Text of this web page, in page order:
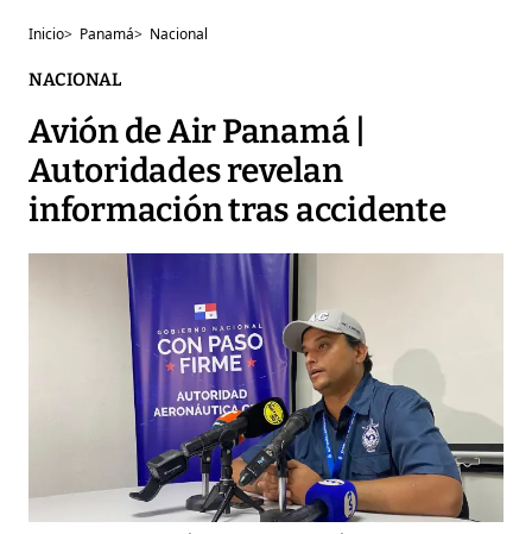
Inicio> Panamá> Nacional
NACIONAL
Avión de Air Panamá |
Autoridades revelan
información tras accidente